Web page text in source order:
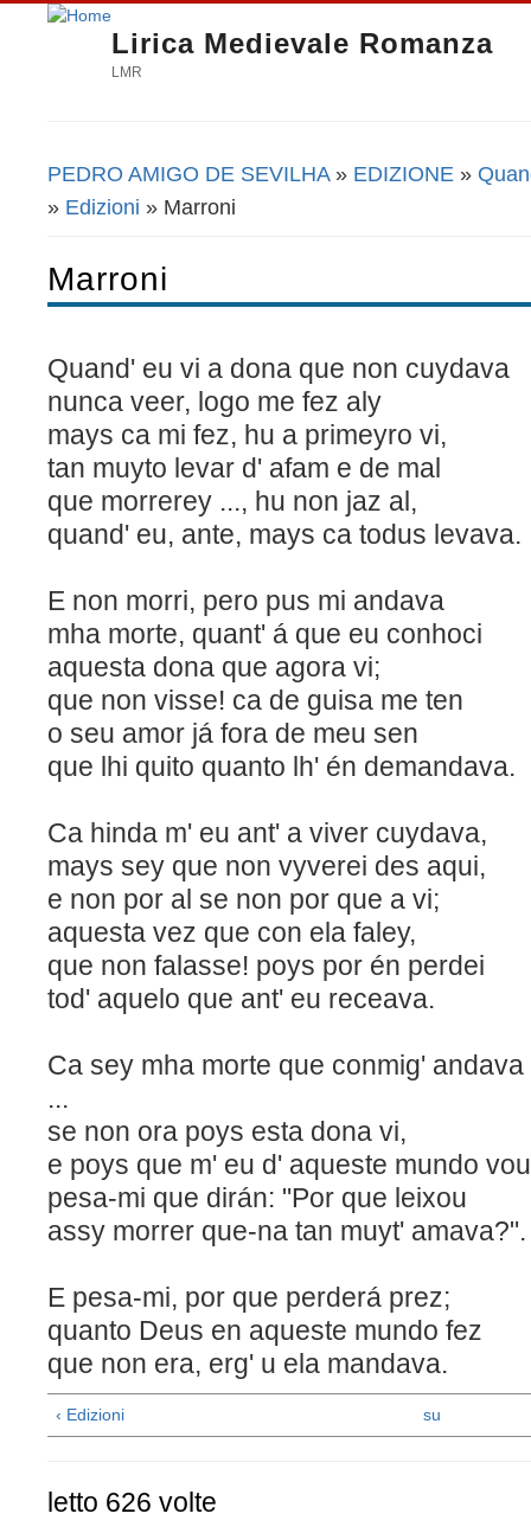
Lirica Medievale Romanza
LMR
Tu sei qui
PEDRO AMIGO DE SEVILHA» EDIZIONE »
» Edizioni » Marroni
Marroni
Quand' eu vi a dona que non cuydava
nunca veer, logo me fez aly
mays ca mi fez, hu a primeyro vi,
tan muyto levar d' afam e de mal
que morrerey ..., hu non
quand' eu, ante, mays ca todus levava.
E non morri, pero pus mi andava
mha morte, quant' á que eu conhoci
aquesta dona que agora vi;
que non visse! ca de guisa
o seu amor já fora de meu sen
que lhi quito quanto lh' én demandava.
Ca hinda m' eu ant' a viver cuydava,
mays sey que non vyverei des aqui,
e non por al se non por
aquesta vez que con ela faley,
que non falasse! poys por én perdei
tod' aquelo que ant' eu receava.
Ca sey mha morte que conmig' andava
...
se non ora poys esta dona vi,
e poys que m' eu d' aqueste mundo vou
pesa-mi que dirán: "Por que leixou
assy morrer que-na tan muyt' amava?".
E pesa-mi, por que
quanto Deus en aqueste mundo fez
que non era, erg' u ela mandava.
‹ Edizioni su
letto 626 volte